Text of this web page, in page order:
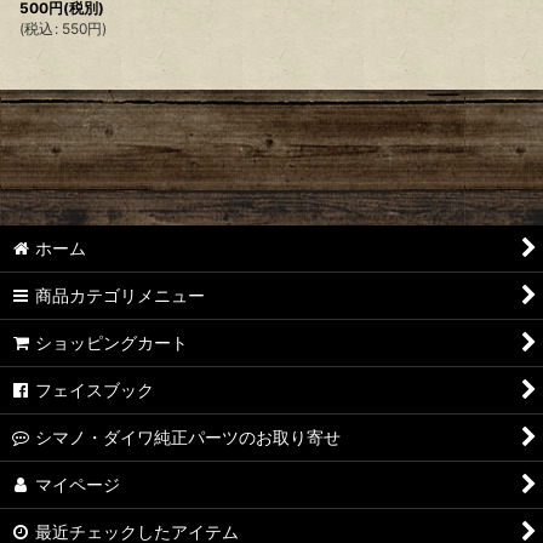
500円(税別)
(税込 : 550円)
ホーム
商品カテゴリメニュー
ショッピングカート
フェイスブック
シマノ・ダイワ純正パーツのお取り寄せ
マイページ
最近チェックしたアイテム